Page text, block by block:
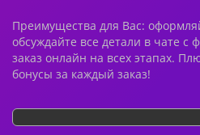
Преимущества для Вас:
обсуждайте все детали в чате с
заказ онлайн на всех этапах.
бонусы за каждый заказ!